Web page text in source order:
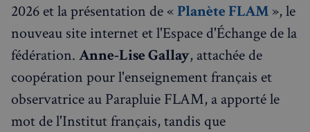
2026 et la présentation de «Planète FLAM», le
nouveau site internet et l'Espace d'Échange de la
fédération. Anne-Lise Gallay, attachée de
coopération pour l'enseignement français et
observatrice au Parapluie FLAM, a apporté le
mot de l'Institut français, tandis que